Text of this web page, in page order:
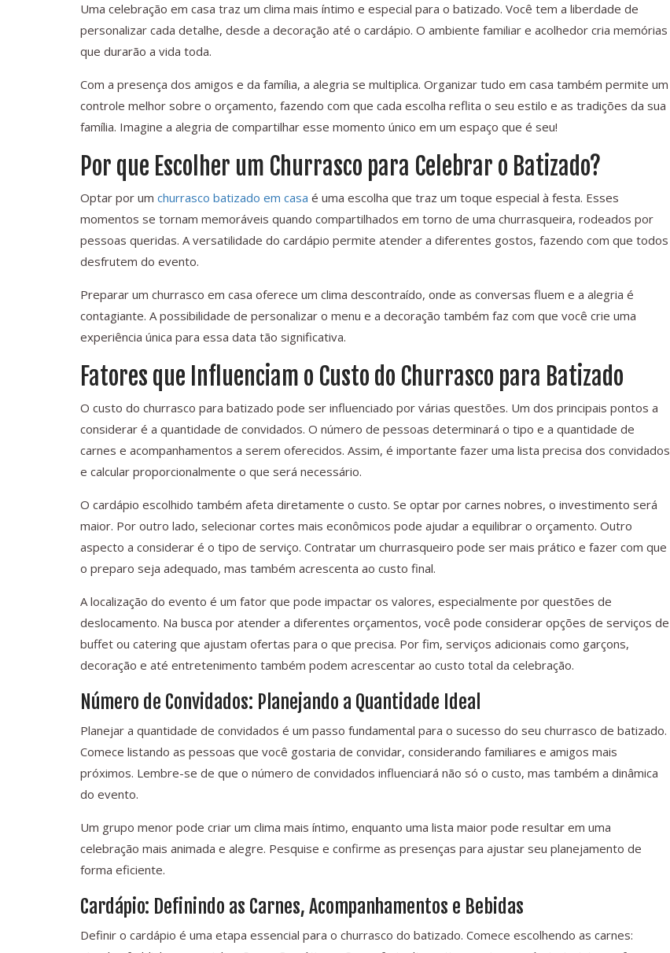
Uma celebração em casa traz um clima mais íntimo e especial para o batizado. Você tem a liberdade de
personalizar cada detalhe, desde a decoração até o cardápio. O ambiente familiar e acolhedor cria memórias
que durarão a vida toda.
Com a presença dos amigos e da família, a alegria se multiplica. Organizar tudo em casa também permite um
controle melhor sobre o orçamento, fazendo com que cada escolha reflita o seu estilo e as tradições da sua
família. Imagine a alegria de compartilhar esse momento único em um espaço que é seu!
Por que Escolher um Churrasco para Celebrar o Batizado?
Optar por um churrasco batizado em casa é uma escolha que traz um toque especial à festa. Esses
momentos se tornam memoráveis quando compartilhados em torno de uma churrasqueira, rodeados por
pessoas queridas. A versatilidade do cardápio permite atender a diferentes gostos, fazendo com que todos
desfrutem do evento.
Preparar um churrasco em casa oferece um clima descontraído, onde as conversas fluem e a alegria é
contagiante. A possibilidade de personalizar o menu e a decoração também faz com que você crie uma
experiência única para essa data tão significativa.
Fatores que Influenciam o Custo do Churrasco para Batizado
O custo do churrasco para batizado pode ser influenciado por várias questões. Um dos principais pontos a
considerar é a quantidade de convidados. O número de pessoas determinará o tipo e a quantidade de
carnes e acompanhamentos a serem oferecidos. Assim, é importante fazer uma lista precisa dos convidados
e calcular proporcionalmente o que será necessário.
O cardápio escolhido também afeta diretamente o custo. Se optar por carnes nobres, o investimento será
maior. Por outro lado, selecionar cortes mais econômicos pode ajudar a equilibrar o orçamento. Outro
aspecto a considerar é o tipo de serviço. Contratar um churrasqueiro pode ser mais prático e fazer com que
o preparo seja adequado, mas também acrescenta ao custo final.
A localização do evento é um fator que pode impactar os valores, especialmente por questões de
deslocamento. Na busca por atender a diferentes orçamentos, você pode considerar opções de serviços de
buffet ou catering que ajustam ofertas para o que precisa. Por fim, serviços adicionais como garçons,
decoração e até entretenimento também podem acrescentar ao custo total da celebração.
Número de Convidados: Planejando a Quantidade Ideal
Planejar a quantidade de convidados é um passo fundamental para o sucesso do seu churrasco de batizado.
Comece listando as pessoas que você gostaria de convidar, considerando familiares e amigos mais
próximos. Lembre-se de que o número de convidados influenciará não só o custo, mas também a dinâmica
do evento.
Um grupo menor pode criar um clima mais íntimo, enquanto uma lista maior pode resultar em uma
celebração mais animada e alegre. Pesquise e confirme as presenças para ajustar seu planejamento de
forma eficiente.
Cardápio: Definindo as Carnes, Acompanhamentos e Bebidas
Definir o cardápio é uma etapa essencial para o churrasco do batizado. Comece escolhendo as carnes: